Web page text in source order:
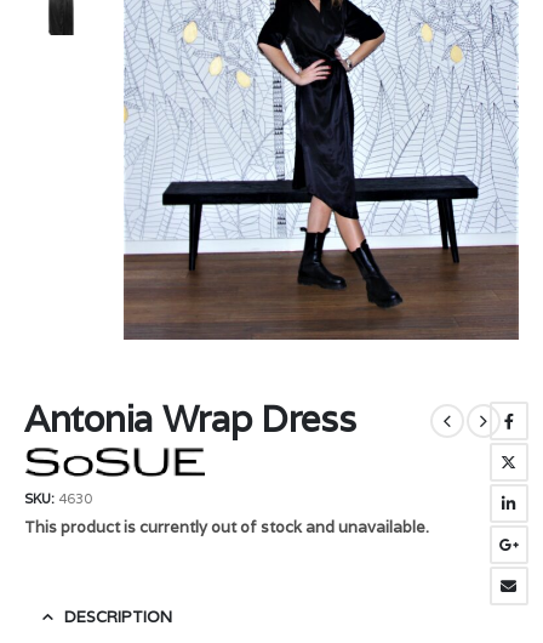
Antonia Wrap Dress
SKU: 4630
This product is currently out of stock and unavailable.
DESCRIPTION